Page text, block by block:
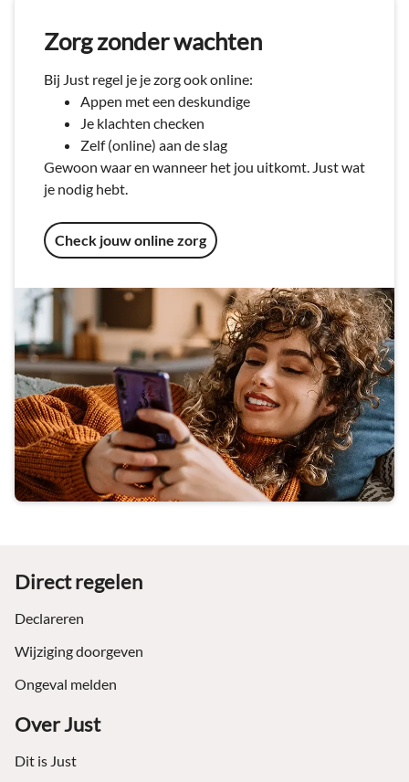
Zorg zonder wachten
Bij Just regel je je zorg ook online:
Appen met een deskundige
Je klachten checken
Zelf (online) aan de slag
Gewoon waar en wanneer het jou uitkomt. Just wat
je nodig hebt.
Check jouw online zorg
Direct regelen
Declareren
Wijziging doorgeven
Ongeval melden
Over Just
Dit is Just